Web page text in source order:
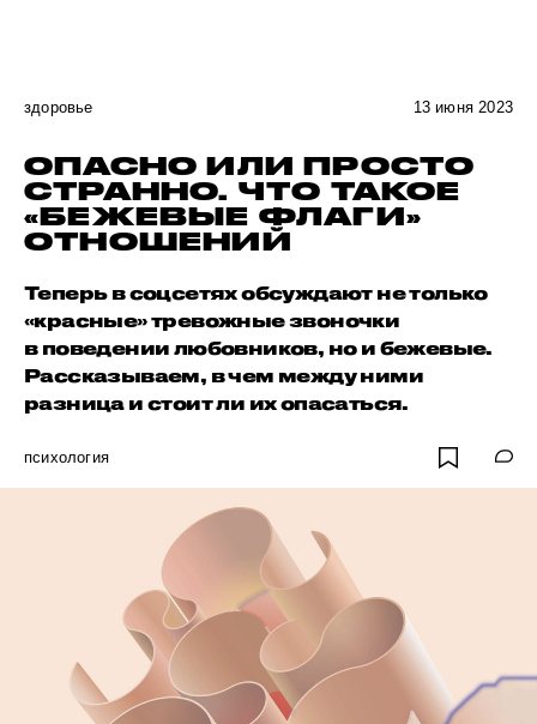
здоровье 13 июня 2023
ОПАСНО ИЛИ ПРОСТО
СТРАННО. ЧТО ТАКОЕ
«БЕЖЕВЫЕ ФЛАГИ»
ОТНОШЕНИЙ
Теперь в соцсетях обсуждают не только
«красные» тревожные звоночки
в поведении любовников, но и бежевые.
Рассказываем, в чем между ними
разница и стоит ли их опасаться.
психология